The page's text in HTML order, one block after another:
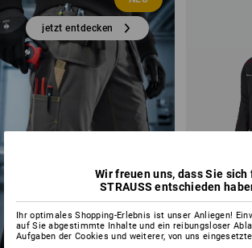
jetzt entdecken
3 in 1
Wir freuen uns, dass Sie sich
STRAUSS entschieden
Ihr optimales Shopping-Erlebnis ist unser Anliegen!
auf Sie abgestimmte Inhalte und ein reibungsloser
Aufgaben der Cookies und weiterer, von uns